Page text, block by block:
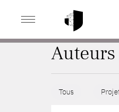
ACCUEIL
Auteurs
Tous